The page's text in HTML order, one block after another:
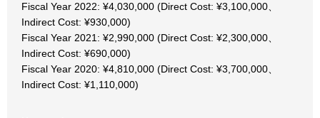
Fiscal Year 2022: ¥4,030,000 (Direct Cost: ¥3,100,000、
Indirect Cost: ¥930,000)
Fiscal Year 2021: ¥2,990,000 (Direct Cost: ¥2,300,000、
Indirect Cost: ¥690,000)
Fiscal Year 2020: ¥4,810,000 (Direct Cost: ¥3,700,000、
Indirect Cost: ¥1,110,000)